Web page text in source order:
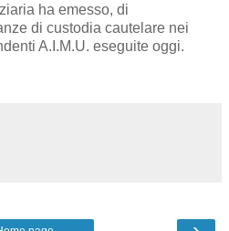
ha emesso, di
di custodia cautelare nei
A.I.M.U. eseguite oggi.